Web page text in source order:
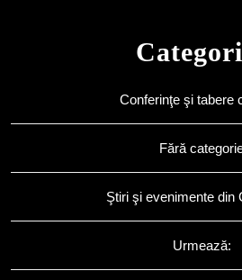
Conferinţe şi tabere
Fără
Ştiri şi evenimente din
Urmează: